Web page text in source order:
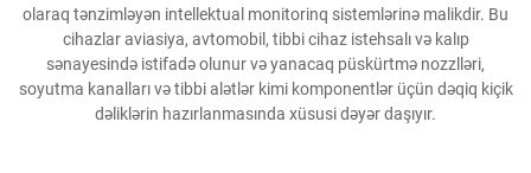
olaraq tənzimləyən intellektual monitorinq sistemlərinə malikdir. Bu
cihazlar aviasiya, avtomobil, tibbi cihaz istehsalı və kalıp
sənayesində istifadə olunur və yanacaq püskürtmə nozzlləri,
soyutma kanalları və tibbi alətlər kimi komponentlər üçün dəqiq kiçik
dəliklərin hazırlanmasında xüsusi dəyər daşıyır.